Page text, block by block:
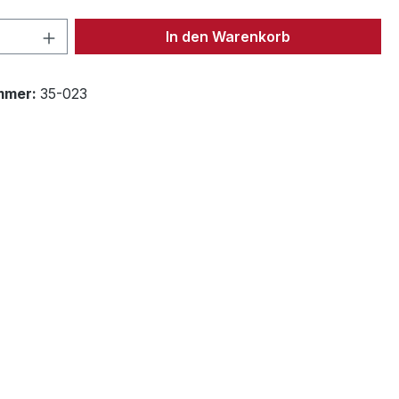
Anzahl: Gib den gewünschten Wert
In den Warenkorb
35-023